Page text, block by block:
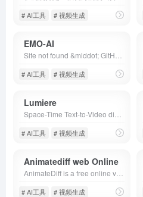
# AI工具 # 视频生成
EMO-AI
# AI工具 # 视频生成
Lumiere
# AI工具 # 视频生成
Animatediff web Online
# AI工具 # 视频生成